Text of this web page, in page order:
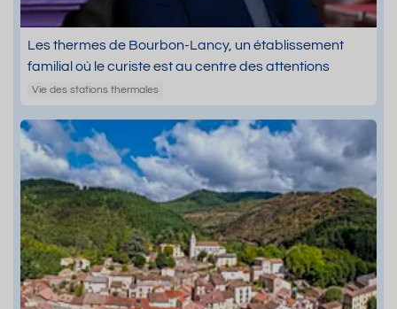
Les thermes de Bourbon-Lancy, un établissement
familial où le curiste est au centre des attentions
Vie des stations thermales